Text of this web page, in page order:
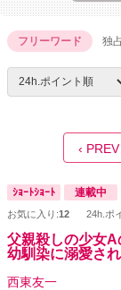
フリーワード 独
‹ PREV
ｼｮｰﾄｼｮｰﾄ 連載中
お気に入り:12 24h.ポ
父親殺しの少女
幼馴染に溺愛され
西東友一